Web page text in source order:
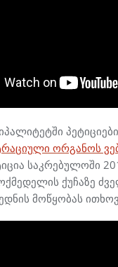
ორგანოს
საკრებულოში
ქუჩაზე
მოწყობას